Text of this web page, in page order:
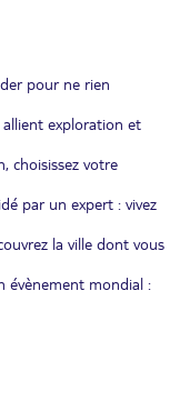
pour ne rien
exploration et
choisissez votre
par un expert : vivez
la ville dont vous
évènement mondial :